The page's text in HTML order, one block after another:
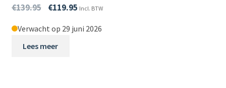
€139.95 €119.95 Incl. BTW
Verwacht op 29 juni 2026
Lees meer